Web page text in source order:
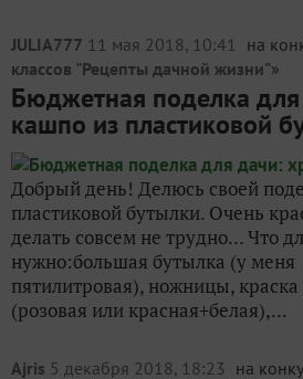
JULIA777 11 мая 2018, 10:41 на
классов "Рецепты дачной жизни"»
Бюджетная поделка
кашпо из пластиковой
Добрый день! Делюсь своей
пластиковой бутылки. Очень
делать совсем не трудно… Что
нужно:большая бутылка (у меня
пятилитровая), ножницы,
(розовая или красная+белая),...
Ajris 5 декабря 2018, 18:23 на